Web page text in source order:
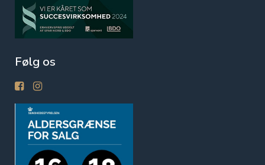
Følg os